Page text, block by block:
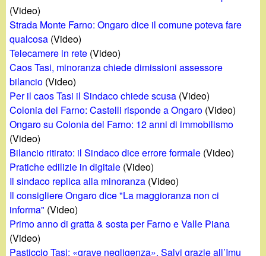
n
d
i
n
o
.
i
t
r
c
(Video)
Strada Monte Farno: Ongaro dice il comune poteva fare
qualcosa (Video)
Telecamere in rete (Video)
Caos Tasi, minoranza chiede dimissioni assessore
bilancio (Video)
Per il caos Tasi il Sindaco chiede scusa (Video)
Colonia del Farno: Castelli risponde a Ongaro (Video)
Ongaro su Colonia del Farno: 12 anni di immobilismo
(Video)
Bilancio ritirato: il Sindaco dice errore formale (Video)
Pratiche edilizie in digitale (Video)
Il sindaco replica alla minoranza (Video)
Il consigliere Ongaro dice "La maggioranza non ci
informa" (Video)
Primo anno di gratta & sosta per Farno e Valle Piana
(Video)
Pasticcio Tasi: «grave negligenza». Salvi grazie all’Imu